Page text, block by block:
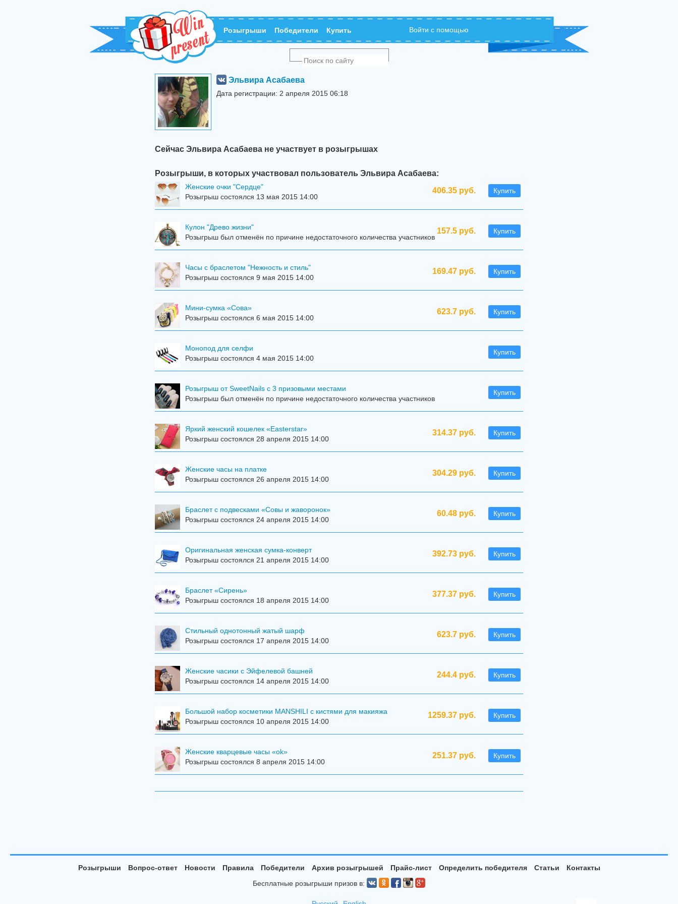
Розыгрыши Победители Купить Войти с помощью
Эльвира Асабаева
Дата регистрации: 2 апреля 2015 06:18
Сейчас Эльвира Асабаева не участвует в розыгрышах
Розыгрыши, в которых участвовал пользователь Эльвира Асабаева:
406.35 руб. Купить
Женские очки "Сердце"
Розыгрыш состоялся 13 мая 2015 14:00
157.5 руб. Купить
Кулон "Древо жизни"
Розыгрыш был отменён по причине недостаточного количества участников
169.47 руб. Купить
Часы с браслетом "Нежность и стиль"
Розыгрыш состоялся 9 мая 2015 14:00
623.7 руб. Купить
Мини-сумка «Сова»
Розыгрыш состоялся 6 мая 2015 14:00
Купить
Mонопод для селфи
Розыгрыш состоялся 4 мая 2015 14:00
Купить
Розыгрыш от SweetNails с 3 призовыми местами
Розыгрыш был отменён по причине недостаточного количества участников
314.37 руб. Купить
Яркий женский кошелек «Easterstar»
Розыгрыш состоялся 28 апреля 2015 14:00
304.29 руб. Купить
Женские часы на платке
Розыгрыш состоялся 26 апреля 2015 14:00
60.48 руб. Купить
Браслет с подвесками «Совы и жаворонок»
Розыгрыш состоялся 24 апреля 2015 14:00
392.73 руб. Купить
Оригинальная женская сумка-конверт
Розыгрыш состоялся 21 апреля 2015 14:00
377.37 руб. Купить
Браслет «Сирень»
Розыгрыш состоялся 18 апреля 2015 14:00
623.7 руб. Купить
Стильный однотонный жатый шарф
Розыгрыш состоялся 17 апреля 2015 14:00
244.4 руб. Купить
Женские часики с Эйфелевой башней
Розыгрыш состоялся 14 апреля 2015 14:00
1259.37 руб. Купить
Большой набор косметики MANSHILI с кистями для макияжа
Розыгрыш состоялся 10 апреля 2015 14:00
251.37 руб. Купить
Женские кварцевые часы «ok»
Розыгрыш состоялся 8 апреля 2015 14:00
Розыгрыши Вопрос-ответ Новости Правила Победители Архив розыгрышей Прайс-лист Определить победителя Статьи
Контакты
Бесплатные розыгрыши призов в: